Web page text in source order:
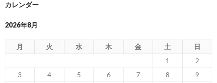
カレンダー
2026年8月
月 火 水 木 金 土
日
1
2
3
4 5 6 7 8
9